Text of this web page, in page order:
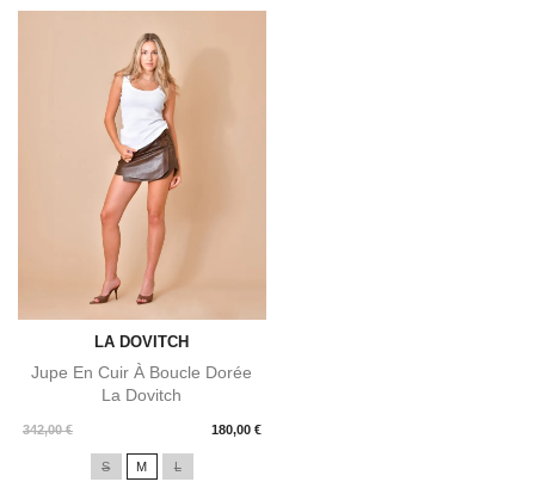
LA DOVITCH
Jupe En Cuir À Boucle Dorée
La Dovitch
342,00 € 180,00 €
Prix
S M L